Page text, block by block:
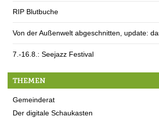
RIP Blutbuche
Von der Außenwelt abgeschnitten, update:
7.-16.8.: Seejazz Festival
THEMEN
Gemeinderat
Der digitale Schaukasten